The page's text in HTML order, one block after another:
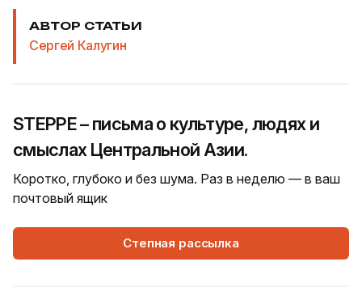
АВТОР СТАТЬИ
Сергей Калугин
STEPPE – письма о культуре, людях и
смыслах Центральной Азии.
Коротко, глубоко и без шума. Раз в неделю — в ваш
почтовый ящик
Степная рассылка